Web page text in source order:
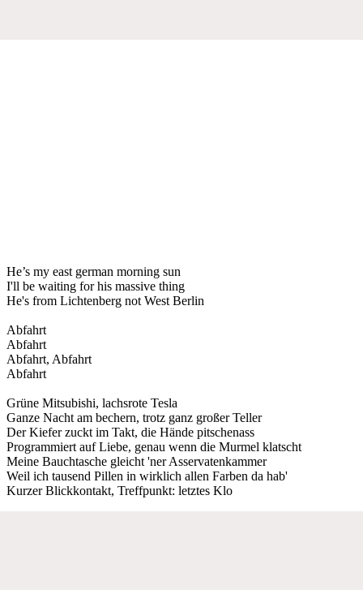
He’s my east german morning sun
I'll be waiting for his massive thing
He's from Lichtenberg not West Berlin
Abfahrt
Abfahrt
Abfahrt, Abfahrt
Abfahrt
Grüne Mitsubishi, lachsrote Tesla
Ganze Nacht am bechern, trotz ganz großer Teller
Der Kiefer zuckt im Takt, die Hände pitschenass
Programmiert auf Liebe, genau wenn die Murmel klatscht
Meine Bauchtasche gleicht 'ner Asservatenkammer
Weil ich tausend Pillen in wirklich allen Farben da hab'
Kurzer Blickkontakt, Treffpunkt: letztes Klo